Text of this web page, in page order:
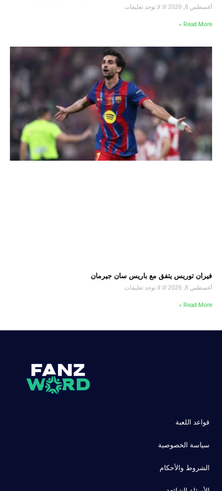
أغسطس 8, 2026 لا توجد تعليقات
Read More »
فيران توريس يتفق مع باريس سان جيرمان
أغسطس 8, 2026 لا توجد تعليقات
Read More »
قواعد اللعبة
سياسة الخصوصية
الشروط والأحكام